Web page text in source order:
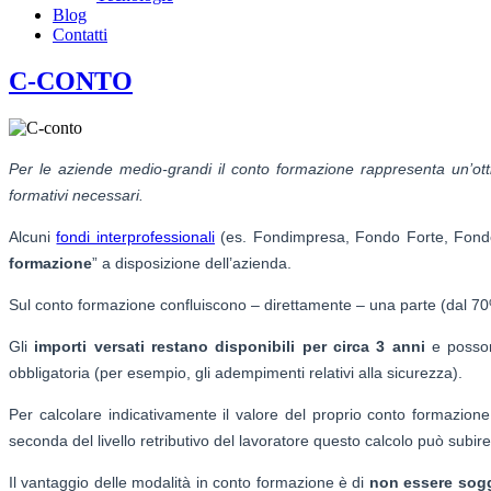
Blog
Contatti
C-CONTO
Per le aziende medio-grandi il conto formazione rappresenta
formativi necessari.
Alcunifondi interprofessionali(es. Fondimpresa, Fondo Forte,
formazione” a disposizione dell’azienda.
Sul conto formazione confluiscono – direttamente – una parte (dal
Gli importi versati restano disponibili per circa 3 anni e
obbligatoria (per esempio, gli adempimenti relativi alla sicurezza).
Per calcolare indicativamente il valore del proprio conto
seconda del livello retributivo del lavoratore questo calcolo può
Il vantaggio delle modalità in conto formazione è di non essere